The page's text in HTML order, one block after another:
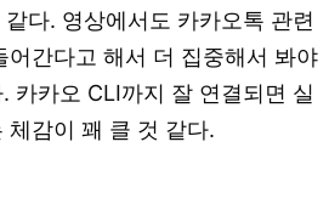
다. 영상에서도 카카오톡 관련
어간다고 해서 더 집중해서 봐야
카카오 CLI까지 잘 연결되면 실
체감이 꽤 클 것 같다.